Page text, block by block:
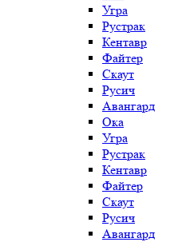
Угра
Рустрак
Кентавр
Файтер
Скаут
Русич
Авангард
Ока
Угра
Рустрак
Кентавр
Файтер
Скаут
Русич
Авангард